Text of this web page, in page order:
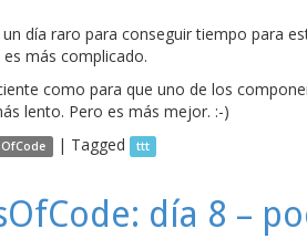
un día raro para conseguir tiempo para
más complicado.
como para que uno de los
lento. Pero es más mejor. :-)
| Tagged ttt
día 8 –